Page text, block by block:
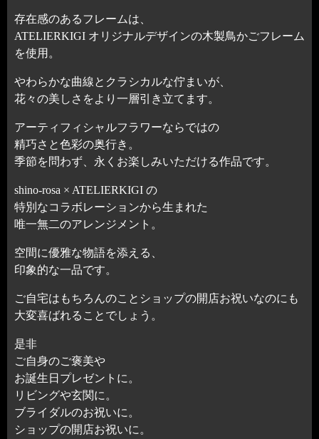
存在感のあるフレームは、
ATELIERKIGI オリジナルデザインの木製鳥かごフレーム
を使用。
やわらかな曲線とクラシカルな佇まいが、
花々の美しさをより一層引き立てます。
アーティフィシャルフラワーならではの
精巧さと色彩の奥行き。
季節を問わず、永くお楽しみいただける作品です。
shino-rosa × ATELIERKIGI の
特別なコラボレーションから生まれた
唯一無二のアレンジメント。
空間に優雅な物語を添える、
印象的な一品です。
ご自宅はもちろんのことショップの開店お祝いなのにも
大変喜ばれることでしょう。
是非
ご自身のご褒美や
お誕生日プレゼントに。
リビングや玄関に。
ブライダルのお祝いに。
ショップの開店お祝いに。